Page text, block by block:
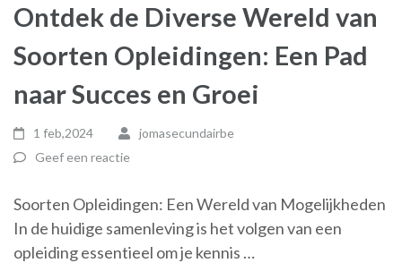
Ontdek de Diverse Wereld van
Soorten Opleidingen: Een Pad
naar Succes en Groei
1 feb,2024
jomasecundairbe
Geef een reactie
Soorten Opleidingen: Een Wereld van Mogelijkheden
In de huidige samenleving is het volgen van een
opleiding essentieel om je kennis …